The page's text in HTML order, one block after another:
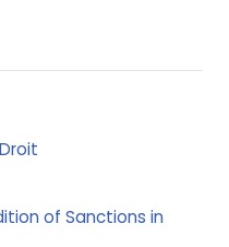
of Sanctions in